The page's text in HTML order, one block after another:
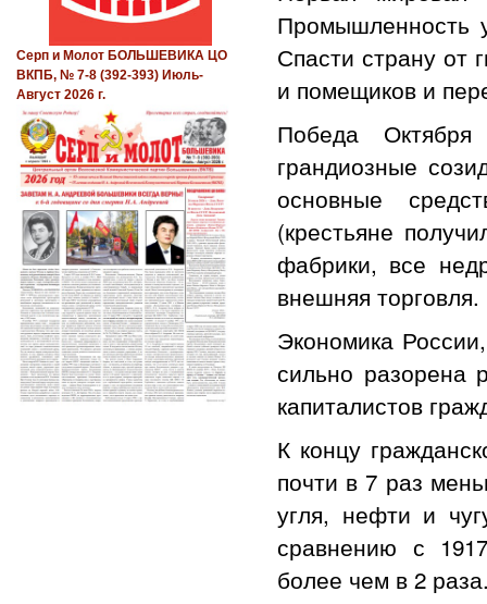
Промышленность
Спасти страну от
и помещиков и
Победа Октября
грандиозные
основные
(крестьяне
фабрики, все
внешняя торговля.
Экономика
сильно разорена
капиталистов
К концу
почти в 7 раз
угля, нефти и
сравнению с
более чем в 2
Серп и Молот БОЛЬШЕВИКА ЦО
ВКПБ, № 7-8 (392-393) Июль-
Август 2026 г.